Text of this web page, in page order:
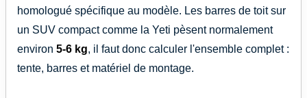
homologué spécifique au modèle. Les barres de toit sur
un SUV compact comme la Yeti pèsent normalement
environ 5-6 kg, il faut donc calculer l'ensemble complet :
tente, barres et matériel de montage.